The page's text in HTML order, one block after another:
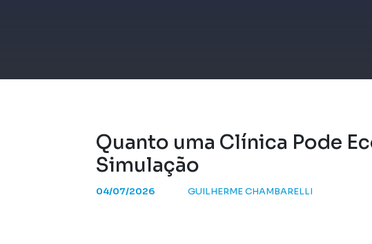
Quanto uma Clínica Pode
Simulação
04/07/2026 GUILHERME CHAMBARELLI